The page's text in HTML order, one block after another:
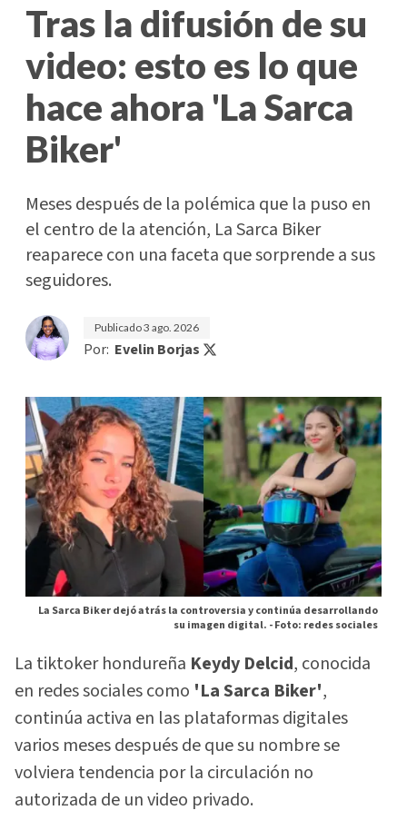
Tras la difusión de su
video: esto es lo que
hace ahora 'La Sarca
Biker'
Meses después de la polémica que la puso en
el centro de la atención, La Sarca Biker
reaparece con una faceta que sorprende a sus
seguidores.
Publicado3 ago. 2026
Por: Evelin Borjas
La Sarca Biker dejó atrás la controversia y continúa desarrollando
su imagen digital. -Foto: redes sociales
La tiktoker hondureña Keydy Delcid, conocida
en redes sociales como 'La Sarca Biker',
continúa activa en las plataformas digitales
varios meses después de que su nombre se
volviera tendencia por la circulación no
autorizada de un video privado.